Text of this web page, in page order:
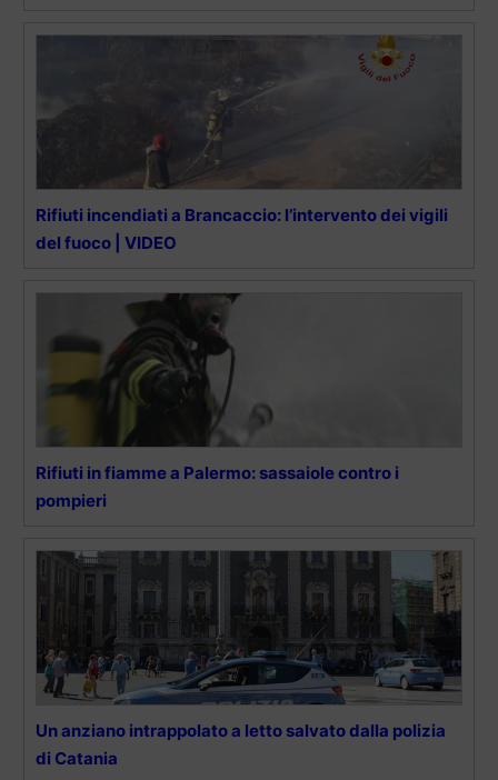
Rifiuti incendiati a Brancaccio: l’intervento dei vigili
del fuoco | VIDEO
Rifiuti in fiamme a Palermo: sassaiole contro i
pompieri
Un anziano intrappolato a letto salvato dalla polizia
di Catania